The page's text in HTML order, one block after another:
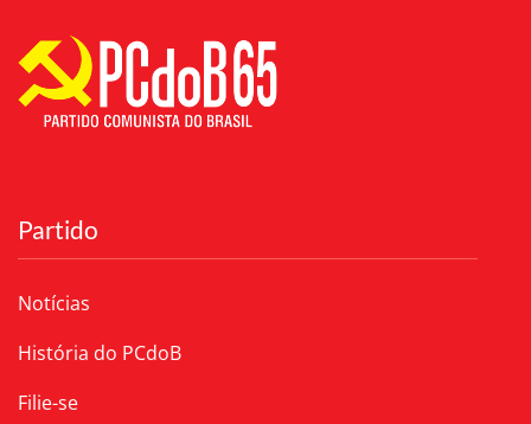
Partido
Notícias
História do PCdoB
Filie-se